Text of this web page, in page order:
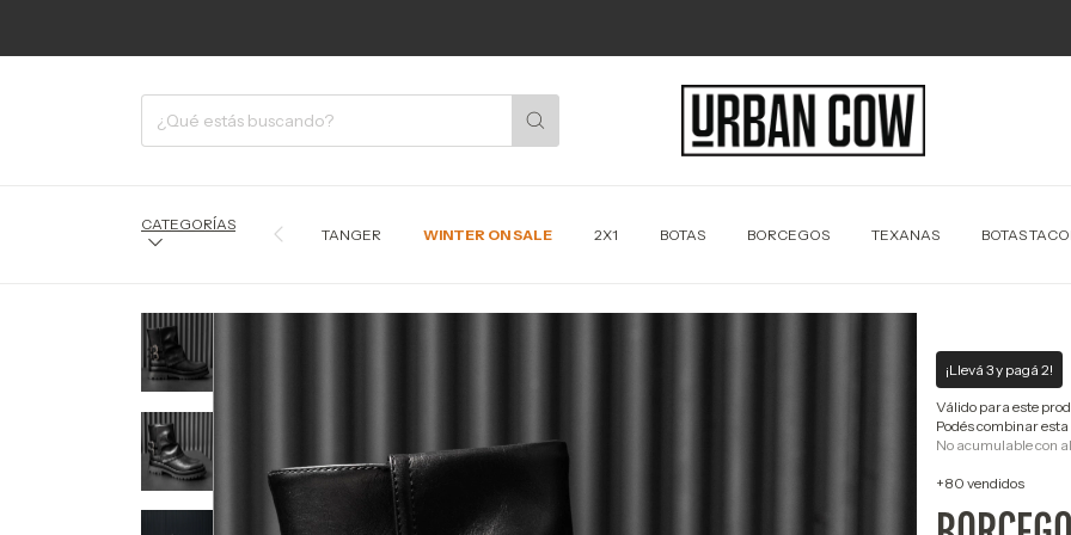
CATEGORÍAS
TANGER WINTER ON SALE 2X1 BOTAS BORCEGOS TEXANAS BOTAS
¡Llevá 3 y pagá 2!
Válido para este
Podés combinar
No acumulable con
+80 vendidos